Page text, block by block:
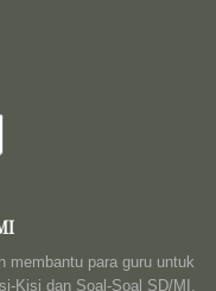
membantu para guru untuk
Kisi dan Soal-Soal SD/MI,